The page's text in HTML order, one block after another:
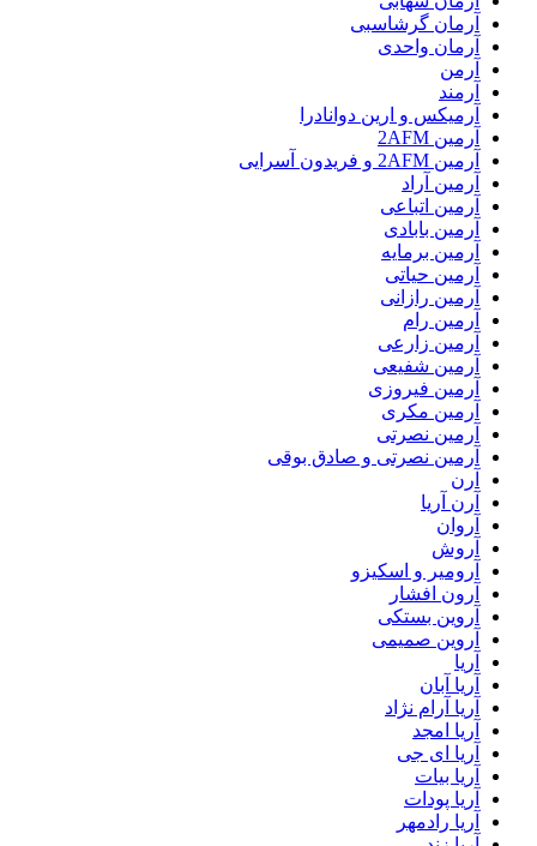
آرمان گرشاسبی
آرمان واحدی
آرمن
آرمند
آرمیکس و ارین دوانادرا
آرمین 2AFM
آرمین 2AFM و فریدون آسرایی
آرمین آراد
آرمین اتباعی
آرمین بابادی
آرمین برمایه
آرمین حیاتی
آرمین رازانی
آرمین رام
آرمین زارعی
آرمین شفیعی
آرمین فیروزی
آرمین مکری
آرمین نصرتی
آرمین نصرتی و صادق بوقی
آرن
آرن آریا
آروان
آروش
آرومیر و اسکیزو
آرون افشار
آروین بستکی
آروین صمیمی
آریا
آریا آبان
آریا آرام نژاد
آریا امجد
آریا ای جی
آریا بیات
آریا پودات
آریا رادمهر